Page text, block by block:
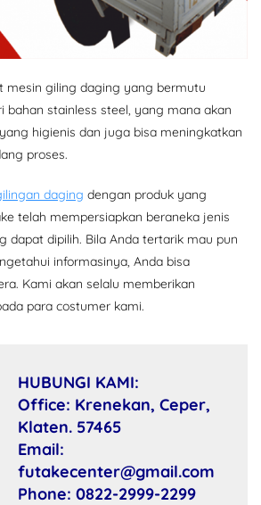
mesin giling daging yang bermutu
bahan stainless steel, yang mana akan
higienis dan juga bisa meningkatkan
proses.
daging dengan produk yang
telah mempersiapkan beraneka jenis
dapat dipilih. Bila Anda tertarik mau pun
informasinya, Anda bisa
Kami akan selalu memberikan
para costumer kami.
HUBUNGI KAMI:
Office: Krenekan, Ceper,
Klaten. 57465
Email:
futakecenter@gmail.com
Phone: 0822-2999-2299